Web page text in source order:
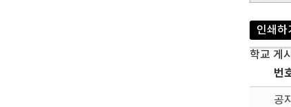
인쇄하
학교 게
번
공지